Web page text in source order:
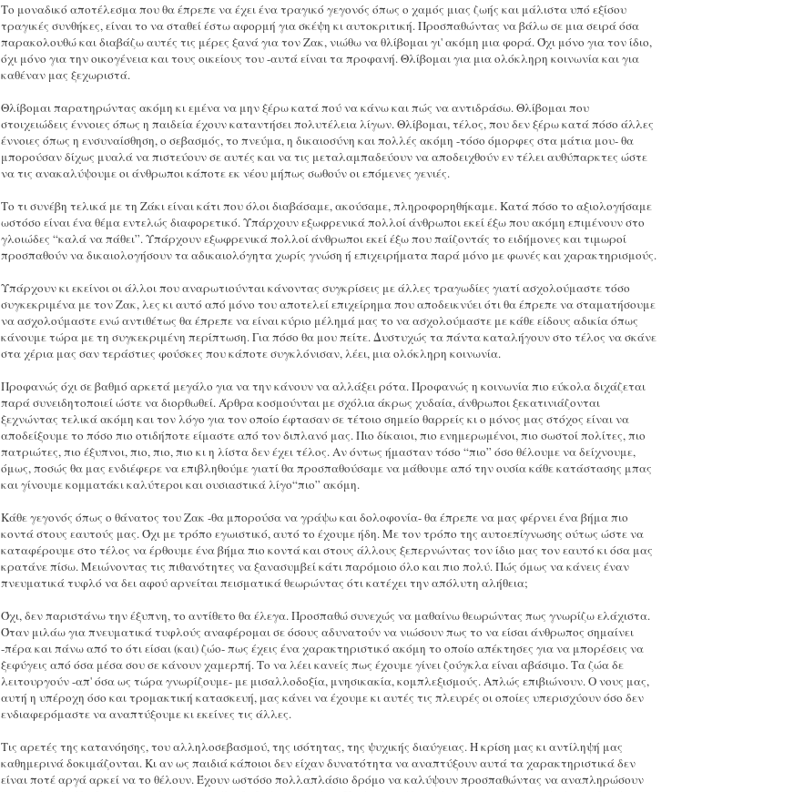
Το μοναδικό αποτέλεσμα που θα έπρεπε να έχει ένα τραγικό γεγονός όπως ο χαμός μιας ζωής και μάλιστα υπό εξίσου
τραγικές συνθήκες, είναι το να σταθεί έστω αφορμή για σκέψη κι αυτοκριτική. Προσπαθώντας να βάλω σε μια σειρά όσα
παρακολουθώ και διαβάζω αυτές τις μέρες ξανά για τον Ζακ, νιώθω να θλίβομαι γι' ακόμη μια φορά. Όχι μόνο για τον ίδιο,
όχι μόνο για την οικογένεια και τους οικείους του -αυτά είναι τα προφανή. Θλίβομαι για μια ολόκληρη κοινωνία και για
καθέναν μας ξεχωριστά.
Θλίβομαι παρατηρώντας ακόμη κι εμένα να μην ξέρω κατά πού να κάνω και πώς να αντιδράσω. Θλίβομαι που
στοιχειώδεις έννοιες όπως η παιδεία έχουν καταντήσει πολυτέλεια λίγων. Θλίβομαι, τέλος, που δεν ξέρω κατά πόσο άλλες
έννοιες όπως η ενσυναίσθηση, ο σεβασμός, το πνεύμα, η δικαιοσύνη και πολλές ακόμη -τόσο όμορφες στα μάτια μου- θα
μπορούσαν δίχως μυαλά να πιστεύουν σε αυτές και να τις μεταλαμπαδεύουν να αποδειχθούν εν τέλει αυθύπαρκτες ώστε
να τις ανακαλύψουμε οι άνθρωποι κάποτε εκ νέου μήπως σωθούν οι επόμενες γενιές.
Το τι συνέβη τελικά με τη Ζάκι είναι κάτι που όλοι διαβάσαμε, ακούσαμε, πληροφορηθήκαμε. Κατά πόσο το αξιολογήσαμε
ωστόσο είναι ένα θέμα εντελώς διαφορετικό. Υπάρχουν εξωφρενικά πολλοί άνθρωποι εκεί έξω που ακόμη επιμένουν στο
γλοιώδες “καλά να πάθει”. Υπάρχουν εξωφρενικά πολλοί άνθρωποι εκεί έξω που παίζοντάς το ειδήμονες και τιμωροί
προσπαθούν να δικαιολογήσουν τα αδικαιολόγητα χωρίς γνώση ή επιχειρήματα παρά μόνο με φωνές και χαρακτηρισμούς.
Υπάρχουν κι εκείνοι οι άλλοι που αναρωτιούνται κάνοντας συγκρίσεις με άλλες τραγωδίες γιατί ασχολούμαστε τόσο
συγκεκριμένα με τον Ζακ, λες κι αυτό από μόνο του αποτελεί επιχείρημα που αποδεικνύει ότι θα έπρεπε να σταματήσουμε
να ασχολούμαστε ενώ αντιθέτως θα έπρεπε να είναι κύριο μέλημά μας το να ασχολούμαστε με κάθε είδους αδικία όπως
κάνουμε τώρα με τη συγκεκριμένη περίπτωση. Για πόσο θα μου πείτε. Δυστυχώς τα πάντα καταλήγουν στο τέλος να σκάνε
στα χέρια μας σαν τεράστιες φούσκες που κάποτε συγκλόνισαν, λέει, μια ολόκληρη κοινωνία.
Προφανώς όχι σε βαθμό αρκετά μεγάλο για να την κάνουν να αλλάξει ρότα. Προφανώς η κοινωνία πιο εύκολα διχάζεται
παρά συνειδητοποιεί ώστε να διορθωθεί. Άρθρα κοσμούνται με σχόλια άκρως χυδαία, άνθρωποι ξεκατινιάζονται
ξεχνώντας τελικά ακόμη και τον λόγο για τον οποίο έφτασαν σε τέτοιο σημείο θαρρείς κι ο μόνος μας στόχος είναι να
αποδείξουμε το πόσο πιο οτιδήποτε είμαστε από τον διπλανό μας. Πιο δίκαιοι, πιο ενημερωμένοι, πιο σωστοί πολίτες, πιο
πατριώτες, πιο έξυπνοι, πιο, πιο, πιο κι η λίστα δεν έχει τέλος. Αν όντως ήμασταν τόσο “πιο” όσο θέλουμε να δείχνουμε,
όμως, ποσώς θα μας ενδιέφερε να επιβληθούμε γιατί θα προσπαθούσαμε να μάθουμε από την ουσία κάθε κατάστασης μπας
και γίνουμε κομματάκι καλύτεροι και ουσιαστικά λίγο“πιο” ακόμη.
Κάθε γεγονός όπως ο θάνατος του Ζακ -θα μπορούσα να γράψω και δολοφονία- θα έπρεπε να μας φέρνει ένα βήμα πιο
κοντά στους εαυτούς μας. Όχι με τρόπο εγωιστικό, αυτό το έχουμε ήδη. Με τον τρόπο της αυτοεπίγνωσης ούτως ώστε να
καταφέρουμε στο τέλος να έρθουμε ένα βήμα πιο κοντά και στους άλλους ξεπερνώντας τον ίδιο μας τον εαυτό κι όσα μας
κρατάνε πίσω. Μειώνοντας τις πιθανότητες να ξανασυμβεί κάτι παρόμοιο όλο και πιο πολύ. Πώς όμως να κάνεις έναν
πνευματικά τυφλό να δει αφού αρνείται πεισματικά θεωρώντας ότι κατέχει την απόλυτη αλήθεια;
Όχι, δεν παριστάνω την έξυπνη, το αντίθετο θα έλεγα. Προσπαθώ συνεχώς να μαθαίνω θεωρώντας πως γνωρίζω ελάχιστα.
Όταν μιλάω για πνευματικά τυφλούς αναφέρομαι σε όσους αδυνατούν να νιώσουν πως το να είσαι άνθρωπος σημαίνει
-πέρα και πάνω από το ότι είσαι (και) ζώο- πως έχεις ένα χαρακτηριστικό ακόμη το οποίο απέκτησες για να μπορέσεις να
ξεφύγεις από όσα μέσα σου σε κάνουν χαμερπή. Το να λέει κανείς πως έχουμε γίνει ζούγκλα είναι αβάσιμο. Τα ζώα δε
λειτουργούν -απ' όσα ως τώρα γνωρίζουμε- με μισαλλοδοξία, μνησικακία, κομπλεξισμούς. Απλώς επιβιώνουν. Ο νους μας,
αυτή η υπέροχη όσο και τρομακτική κατασκευή, μας κάνει να έχουμε κι αυτές τις πλευρές οι οποίες υπερισχύουν όσο δεν
ενδιαφερόμαστε να αναπτύξουμε κι εκείνες τις άλλες.
Τις αρετές της κατανόησης, του αλληλοσεβασμού, της ισότητας, της ψυχικής διαύγειας. Η κρίση μας κι αντίληψή μας
καθημερινά δοκιμάζονται. Κι αν ως παιδιά κάποιοι δεν είχαν δυνατότητα να αναπτύξουν αυτά τα χαρακτηριστικά δεν
είναι ποτέ αργά αρκεί να το θέλουν. Έχουν ωστόσο πολλαπλάσιο δρόμο να καλύψουν προσπαθώντας να αναπληρώσουν